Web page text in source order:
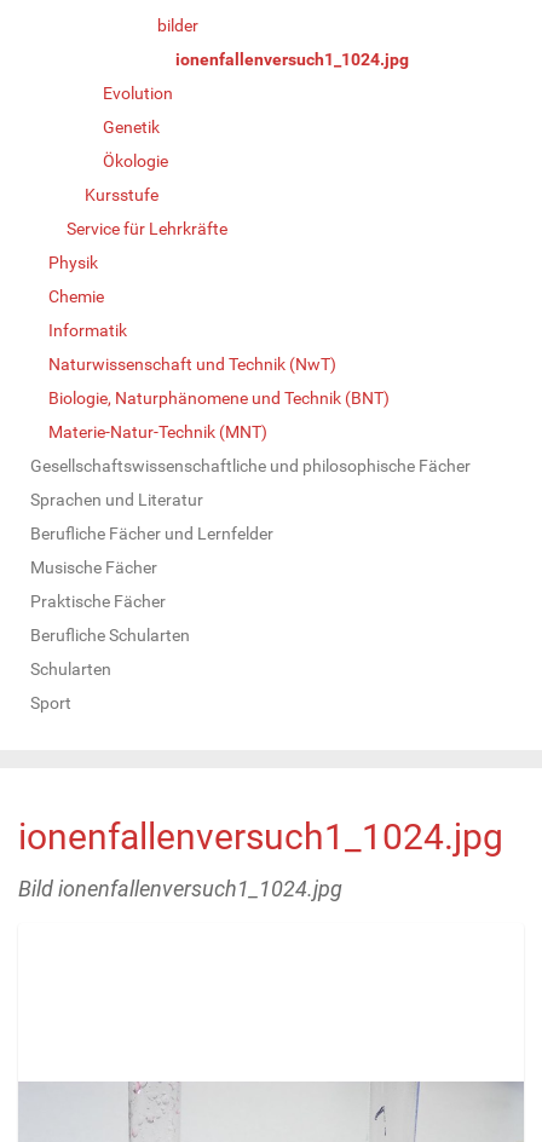
bilder
ionenfallenversuch1_1024.jpg
Evolution
Genetik
Ökologie
Kursstufe
Service für Lehrkräfte
Physik
Chemie
Informatik
Naturwissenschaft und Technik (NwT)
Biologie, Naturphänomene und Technik (BNT)
Materie-Natur-Technik (MNT)
Gesellschaftswissenschaftliche und philosophische Fächer
Sprachen und Literatur
Berufliche Fächer und Lernfelder
Musische Fächer
Praktische Fächer
Berufliche Schularten
Schularten
Sport
ionenfallenversuch1_1024.jpg
Bild ionenfallenversuch1_1024.jpg